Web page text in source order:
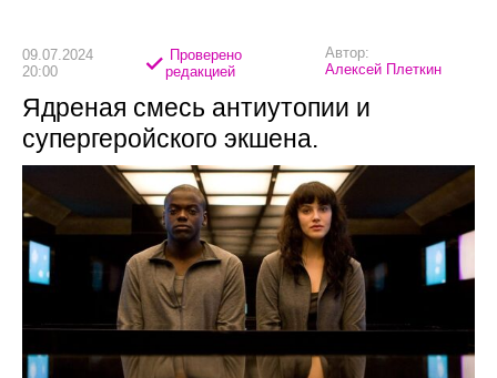
09.07.2024
20:00
Проверено
редакцией
Автор:
Алексей Плеткин
Ядреная смесь антиутопии и
супергеройского экшена.